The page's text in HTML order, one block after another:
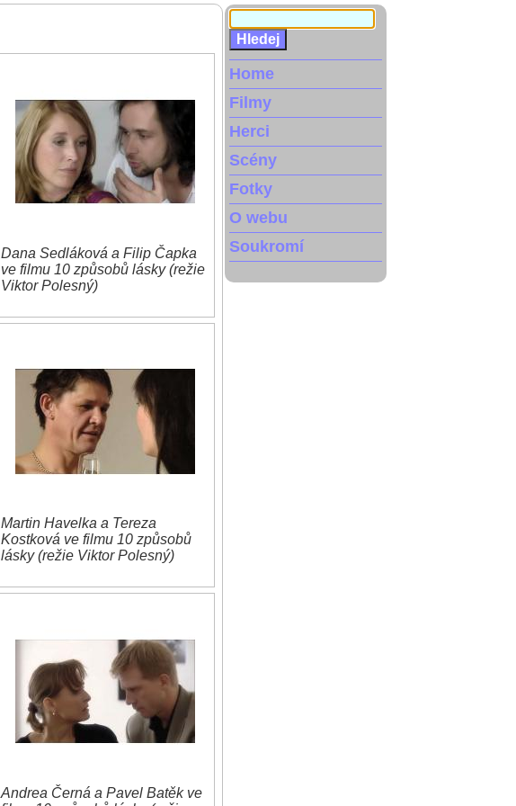
Dana Sedláková a Filip Čapka
ve filmu 10 způsobů lásky (režie
Viktor Polesný)
Martin Havelka a Tereza
Kostková ve filmu 10 způsobů
lásky (režie Viktor Polesný)
Andrea Černá a Pavel Batěk ve
Home
Filmy
Herci
Scény
Fotky
O webu
Soukromí